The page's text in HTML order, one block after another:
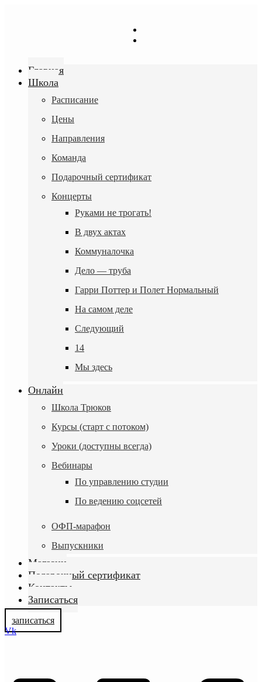
Главная
Школа
Расписание
Цены
Направления
Команда
Подарочный сертификат
Концерты
Руками не трогать!
В двух актах
Коммуналочка
Дело — труба
Гарри Поттер и Полет Нормальный
На самом деле
Следующий
14
Мы здесь
Онлайн
Школа Трюков
Курсы (старт с потоком)
Уроки (доступны всегда)
Вебинары
По управлению студии
По ведению соцсетей
ОФП-марафон
Выпускники
Магазин
Подарочный сертификат
Контакты
Записаться
записаться
Vk